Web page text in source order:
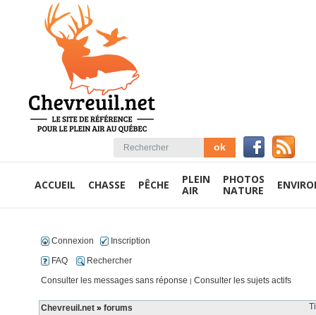
ACCUEIL CHASSE PÊCHE
PLEIN
AIR
PHOTOS
NATURE
Connexion
Inscription
FAQ
Rechercher
Consulter les messages sans réponse | Consulter les sujets actifs
Chevreuil.net » forums